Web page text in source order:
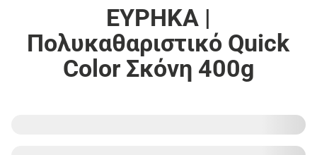
ΕΥΡΗΚΑ |
Πολυκαθαριστικό Quick
Color Σκόνη 400g